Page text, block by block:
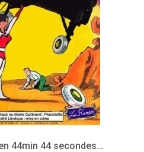
44min 44 secondes…